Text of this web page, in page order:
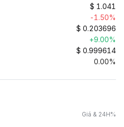
$ 1.041
-1.50%
$ 0.203696
+9.00%
$ 0.999614
0.00%
Giá & 24H%